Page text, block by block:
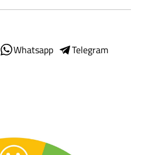
Whatsapp
Telegram